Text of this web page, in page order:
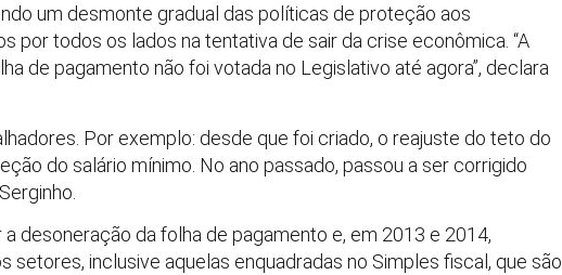
um desmonte gradual das políticas de proteção aos
por todos os lados na tentativa de sair da crise econômica. “A
de pagamento não foi votada no Legislativo até agora”, declara
Por exemplo: desde que foi criado, o reajuste do teto do
do salário mínimo. No ano passado, passou a ser corrigido
desoneração da folha de pagamento e, em 2013 e 2014,
inclusive aquelas enquadradas no Simples fiscal, que são